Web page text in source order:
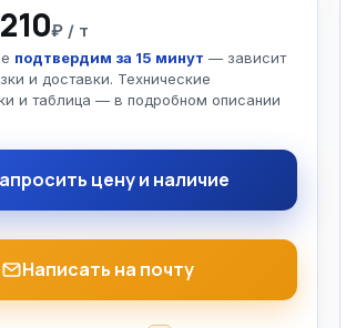
₽ / т
подтвердим за 15 минут — зависит
и доставки. Технические
и таблица — в подробном описании
цену и наличие
Написать на почту